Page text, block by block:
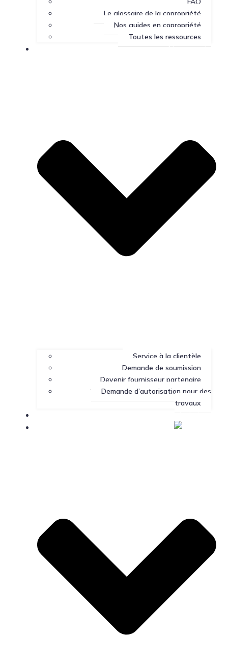
Le glossaire de la copropriété
Nos guides en copropriété
Toutes les ressources
Nous joindre
Service à la clientèle
Demande de soumission
Devenir fournisseur partenaire
Demande d’autorisation pour des
travaux
Portail client